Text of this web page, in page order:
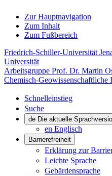
Zur Hauptnavigation
Zum Inhalt
Zum Fußbereich
Friedrich-Schiller-Universität
Universität
Arbeitsgruppe Prof. Dr. Martin
Chemisch-Geowissenschaftliche
Schnelleinstieg
Suche
de Die aktuelle
en Englisch
Barrierefreiheit
Erklärung zur
Leichte Sprache
Gebärdensprache